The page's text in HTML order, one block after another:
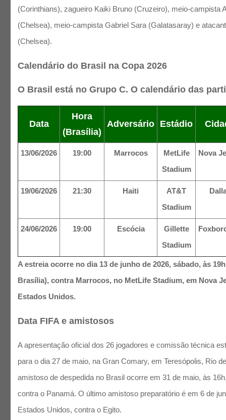
(Corinthians), zagueiro Kaiki Bruno (Cruzeiro), meio-campista
(Chelsea), meio-campista Gabriel Sara (Galatasaray) e
(Chelsea).
Calendário do Brasil na Copa 2026
O Brasil está no Grupo C. O calendário das
Data
Hora
(Brasília)
Adversário Estádio
13/06/2026 19:00 Marrocos
MetLife
Stadium
Nova
19/06/2026 21:30 Haiti
AT&T
Stadium
24/06/2026 19:00 Escócia
Gillette
Stadium
A estreia ocorre no dia 13 de junho de 2026, sábado, às
Brasília), contra Marrocos, no MetLife Stadium, em Nova
Estados Unidos.
Data FIFA e amistosos
A apresentação oficial dos 26 jogadores e comissão técnica
para o dia 27 de maio, na Gran Comary, em Teresópolis, Rio
amistoso de despedida no Brasil ocorre em 31 de maio, às
contra o Panamá. O último amistoso preparatório é em 6 de
Estados Unidos, contra o Egito.